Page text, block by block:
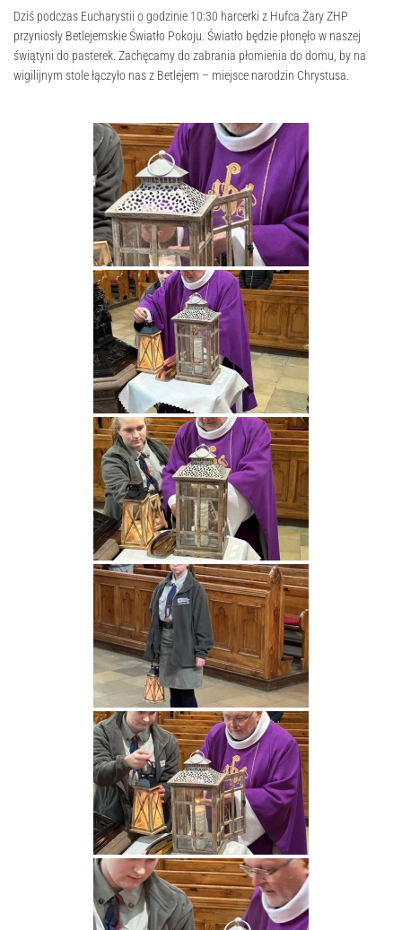
Dziś podczas Eucharystii o godzinie 10:30 harcerki z Hufca Żary ZHP
przyniosły Betlejemskie Światło Pokoju. Światło będzie płonęło w naszej
świątyni do pasterek. Zachęcamy do zabrania płomienia do domu, by na
wigilijnym stole łączyło nas z Betlejem – miejsce narodzin Chrystusa.